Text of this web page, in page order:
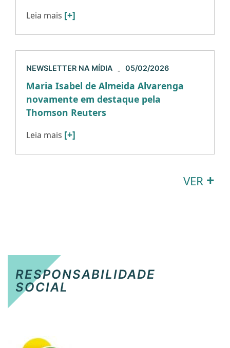
Leia mais [+]
NEWSLETTER NA MÍDIA - 05/02/2026
Maria Isabel de Almeida Alvarenga
novamente em destaque pela
Thomson Reuters
Leia mais [+]
VER +
RESPONSABILIDADE
SOCIAL